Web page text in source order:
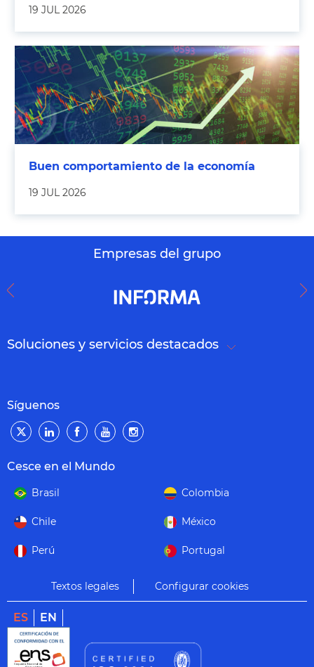
19 JUL 2026
Buen comportamiento de la economía
19 JUL 2026
Empresas del grupo
Soluciones y servicios destacados
Síguenos
Cesce en el Mundo
Brasil Colombia
Chile México
Perú Portugal
Textos legales Configurar cookies
ES EN